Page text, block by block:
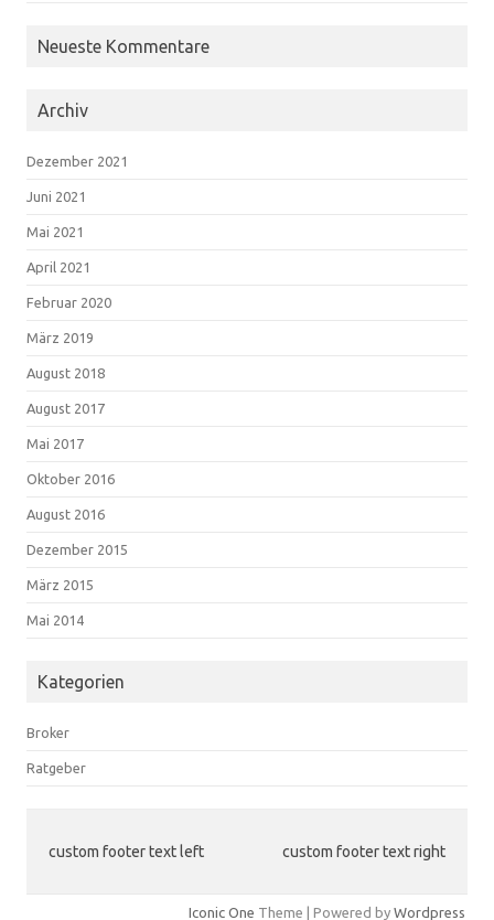
Neueste Kommentare
Archiv
Dezember 2021
Juni 2021
Mai 2021
April 2021
Februar 2020
März 2019
August 2018
August 2017
Mai 2017
Oktober 2016
August 2016
Dezember 2015
März 2015
Mai 2014
Kategorien
Broker
Ratgeber
custom footer text left custom footer text right
Iconic One Theme | Powered by Wordpress